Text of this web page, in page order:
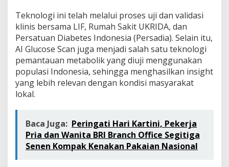
Teknologi ini telah melalui proses uji dan validasi
klinis bersama LIF, Rumah Sakit UKRIDA, dan
Persatuan Diabetes Indonesia (Persadia). Selain itu,
AI Glucose Scan juga menjadi salah satu teknologi
pemantauan metabolik yang diuji menggunakan
populasi Indonesia, sehingga menghasilkan insight
yang lebih relevan dengan kondisi masyarakat
lokal.
Baca Juga: Peringati Hari Kartini, Pekerja
Pria dan Wanita BRI Branch Office Segitiga
Senen Kompak Kenakan Pakaian Nasional